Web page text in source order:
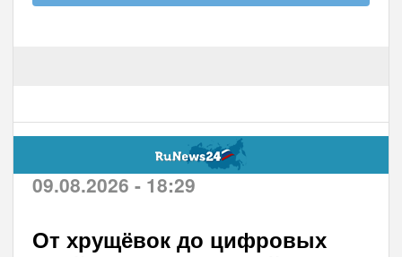
09.08.2026 - 18:29
От хрущёвок до цифровых